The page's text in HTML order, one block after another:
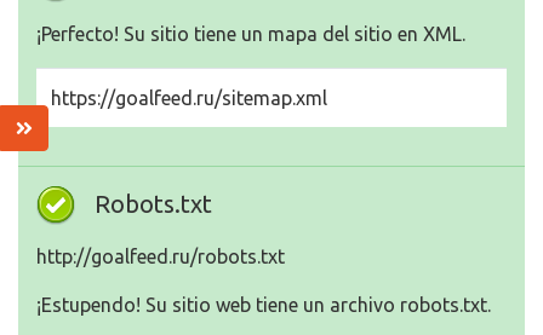
¡Perfecto! Su sitio tiene un mapa del sitio en XML.
https://goalfeed.ru/sitemap.xml
Robots.txt
http://goalfeed.ru/robots.txt
¡Estupendo! Su sitio web tiene un archivo robots.txt.